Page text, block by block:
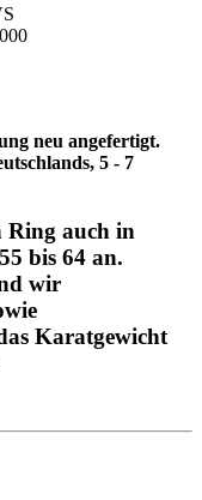
neu angefertigt.
5 - 7
Ring auch in
bis 64 an.
wir
Karatgewicht